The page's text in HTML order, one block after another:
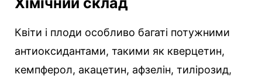
Квіти і плоди особливо багаті потужними
антиоксидантами, такими як кверцетин,
кемпферол, акацетин, афзелін, тилірозид,